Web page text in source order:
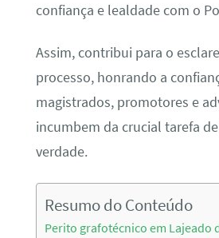
confiança e lealdade com o
Assim, contribui para o
processo, honrando a
magistrados, promotores e
incumbem da crucial tarefa
verdade.
Resumo do Conteúdo
Perito grafotécnico em Lajeado